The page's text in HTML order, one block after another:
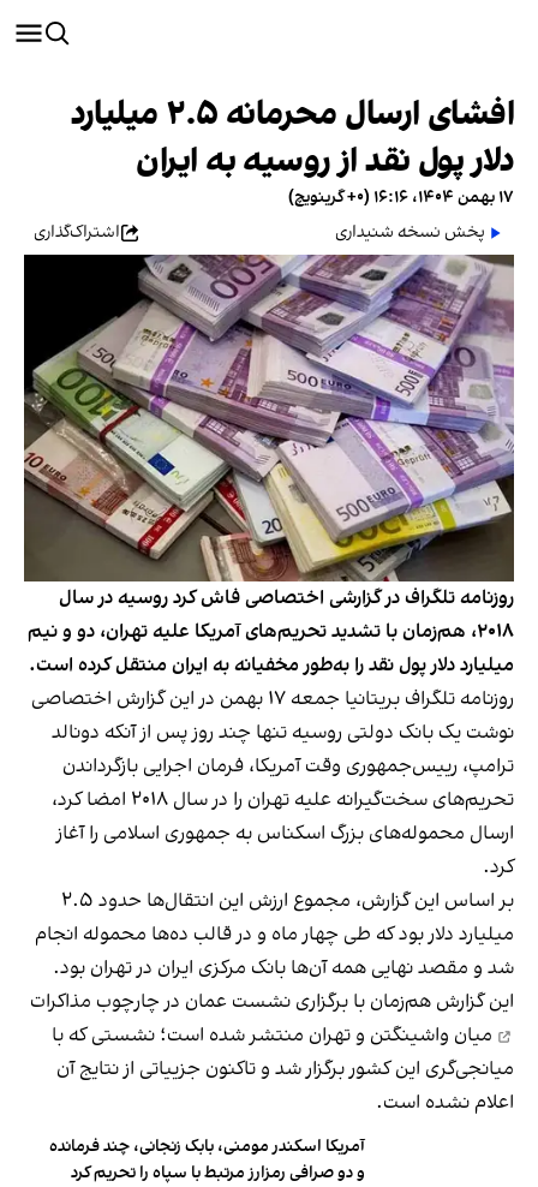
افشای ارسال محرمانه ۲.۵ میلیارد
دلار پول نقد از روسیه به ایران
۱۷ بهمن ۱۴۰۴، ۱۶:۱۶ (‎+۰ گرینویچ)
پخش نسخه شنیداری
اشتراک‌گذاری
روزنامه تلگراف در گزارشی اختصاصی فاش کرد روسیه در سال
۲۰۱۸، هم‌زمان با تشدید تحریم‌های آمریکا علیه تهران، دو و نیم
میلیارد دلار پول نقد را به‌طور مخفیانه به ایران منتقل کرده است.
روزنامه تلگراف بریتانیا جمعه ۱۷ بهمن در این گزارش اختصاصی
نوشت یک بانک دولتی روسیه تنها چند روز پس از آنکه دونالد
ترامپ، رییس‌جمهوری وقت آمریکا، فرمان اجرایی بازگرداندن
تحریم‌های سخت‌گیرانه علیه تهران را در سال ۲۰۱۸ امضا کرد،
ارسال محموله‌های بزرگ اسکناس به جمهوری اسلامی را آغاز
کرد.
بر اساس این گزارش، مجموع ارزش این انتقال‌ها حدود ۲.۵
میلیارد دلار بود که طی چهار ماه و در قالب ده‌ها محموله انجام
شد و مقصد نهایی همه آن‌ها بانک مرکزی ایران در تهران بود.
این گزارش هم‌زمان با برگزاری نشست عمان در چارچوب مذاکرات
میان واشینگتن و تهران منتشر شده است؛ نشستی که با
میانجی‌گری این کشور برگزار شد و تاکنون جزییاتی از نتایج آن
اعلام نشده است.
آمریکا اسکندر مومنی، بابک زنجانی، چند فرمانده
و دو صرافی رمزارز مرتبط با سپاه را تحریم کرد